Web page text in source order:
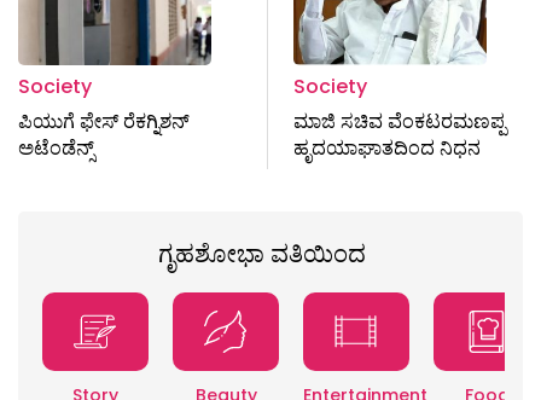
Society
ಪಿಯುಗೆ ಫೇಸ್​ ರೆಕಗ್ನಿಶನ್​
ಅಟೆಂಡೆನ್ಸ್​
Society
ಮಾಜಿ ಸಚಿವ ವೆಂಕಟರಮಣಪ್ಪ
ಹೃದಯಾಘಾತದಿಂದ ನಿಧನ
ಗೃಹಶೋಭಾ ವತಿಯಿಂದ